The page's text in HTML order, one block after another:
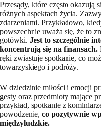
Przesądy, które często okazują
różnych aspektach życia.
zdarzeniami. Przykładowo,
powszechnie uważa się, że to
gotówki. Jest to szczególnie
koncentrują się na finansach.
ręki zwiastuje spotkanie, co
towarzyskiego i podróży.
W dziedzinie miłości i emocji
gesty oraz przedmioty mające
przykład, spotkanie z
powodzenie, co pozytywnie
międzyludzkie.